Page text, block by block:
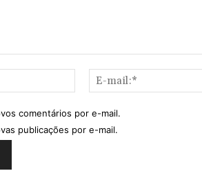
Nome:*
comentários por e-mail.
publicações por e-mail.